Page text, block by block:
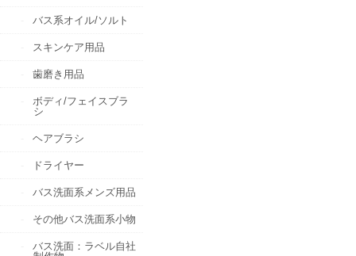
バス系オイル/ソルト
スキンケア用品
歯磨き用品
ボディ/フェイスブラ
シ
ヘアブラシ
ドライヤー
バス洗面系メンズ用品
その他バス洗面系小物
バス洗面：ラベル自社